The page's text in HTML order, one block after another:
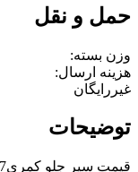
حمل و نقل
وزن بسته:
هزینه ارسال:
غیررایگان
توضیحات